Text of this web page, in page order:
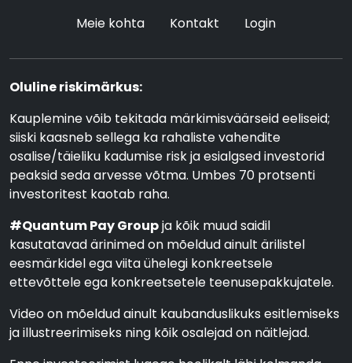
Meie kohta Kontakt Login
Oluline riskimärkus:
Kauplemine võib tekitada märkimisväärseid eeliseid;
siiski kaasneb sellega ka rahaliste vahendite
osalise/täieliku kadumise risk ja esialgsed investorid
peaksid seda arvesse võtma. Umbes 70 protsenti
investoritest kaotab raha.
#Quantum Pay Groupja kõik muud saidil
kasutatavad ärinimed on mõeldud ainult ärilistel
eesmärkidel ega viita ühelegi konkreetsele
ettevõttele ega konkreetsetele teenusepakkujatele.
Video on mõeldud ainult kaubanduslikuks esitlemiseks
ja illustreerimiseks ning kõik osalejad on näitlejad.